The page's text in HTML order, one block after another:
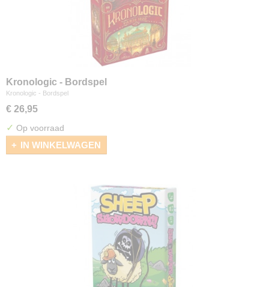
Kronologic - Bordspel
Kronologic - Bordspel
€ 26,95
✓ Op voorraad
IN WINKELWAGEN